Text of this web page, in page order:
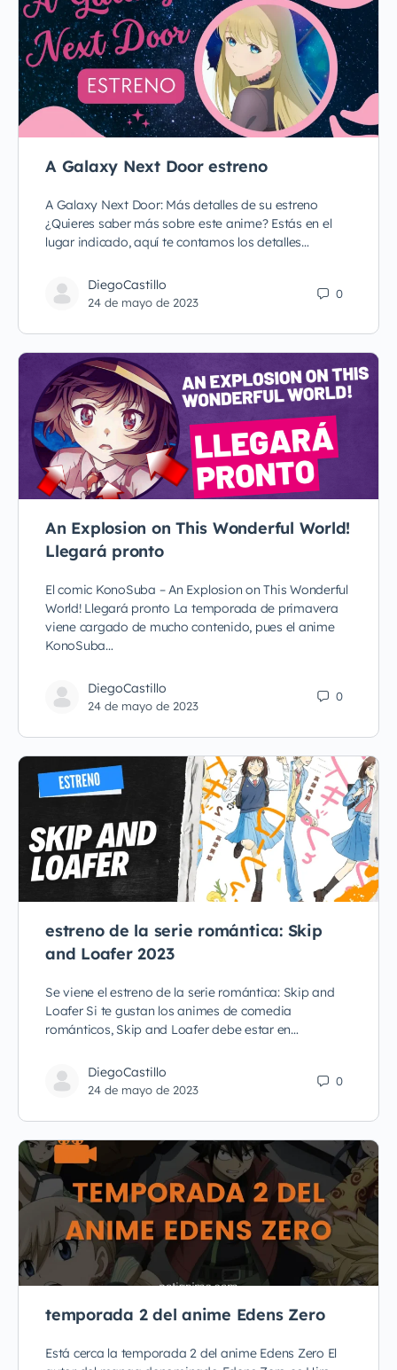
A Galaxy Next Door estreno
A Galaxy Next Door: Más detalles de su estreno
¿Quieres saber más sobre este anime? Estás en el
lugar indicado, aquí te contamos los detalles…
DiegoCastillo
24 de mayo de 2023
0
An Explosion on This Wonderful World!
Llegará pronto
El comic KonoSuba – An Explosion on This Wonderful
World! Llegará pronto La temporada de primavera
viene cargado de mucho contenido, pues el anime
KonoSuba…
DiegoCastillo
24 de mayo de 2023
0
estreno de la serie romántica: Skip
and Loafer 2023
Se viene el estreno de la serie romántica: Skip and
Loafer Si te gustan los animes de comedia
románticos, Skip and Loafer debe estar en…
DiegoCastillo
24 de mayo de 2023
0
temporada 2 del anime Edens Zero
Está cerca la temporada 2 del anime Edens Zero El